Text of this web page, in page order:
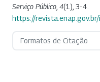
Serviço Público 4(1), 3-4.
https://
Formatos de Citação